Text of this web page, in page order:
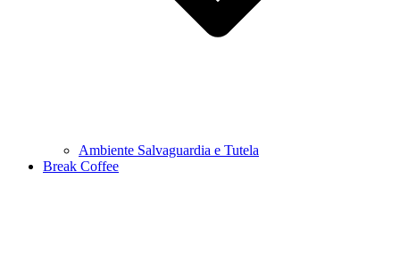
Ambiente Salvaguardia e Tutela
Break Coffee